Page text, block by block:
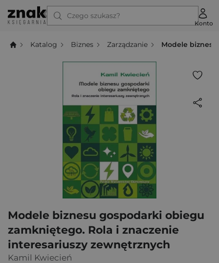
Czego szukasz?
Konto
Katalog Biznes Zarządzanie Modele
Modele biznesu gospodarki obiegu
zamkniętego. Rola i znaczenie
interesariuszy zewnętrznych
Kamil Kwiecień